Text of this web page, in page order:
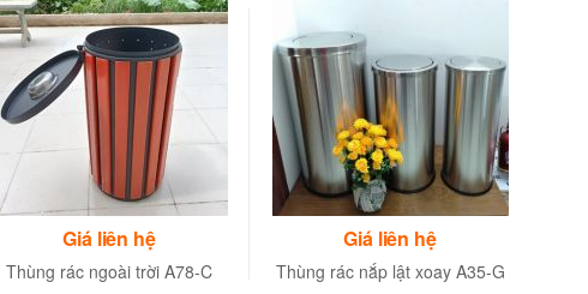
Giá liên hệ
Thùng rác ngoài trời A78-C
Giá liên hệ
Thùng rác nắp lật xoay A35-G